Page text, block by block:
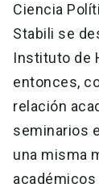
Ciencia
Stabili se
Instituto de
entonces,
relación
seminarios
una misma